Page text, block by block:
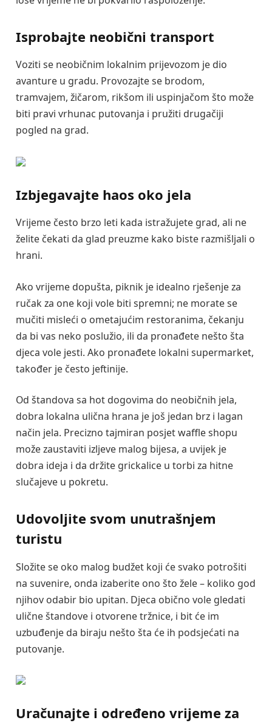
Isprobajte neobični transport
Voziti se neobičnim lokalnim prijevozom je dio
avanture u gradu. Provozajte se brodom,
tramvajem, žičarom, rikšom ili uspinjačom što može
biti pravi vrhunac putovanja i pružiti drugačiji
pogled na grad.
Izbjegavajte haos oko jela
Vrijeme često brzo leti kada istražujete grad, ali ne
želite čekati da glad preuzme kako biste razmišljali o
hrani.
Ako vrijeme dopušta, piknik je idealno rješenje za
ručak za one koji vole biti spremni; ne morate se
mučiti misleći o ometajućim restoranima, čekanju
da bi vas neko poslužio, ili da pronađete nešto šta
djeca vole jesti. Ako pronađete lokalni supermarket,
također je često jeftinije.
Od štandova sa hot dogovima do neobičnih jela,
dobra lokalna ulična hrana je još jedan brz i lagan
način jela. Precizno tajmiran posjet waffle shopu
može zaustaviti izljeve malog bijesa, a uvijek je
dobra ideja i da držite grickalice u torbi za hitne
slučajeve u pokretu.
Udovoljite svom unutrašnjem
turistu
Složite se oko malog budžet koji će svako potrošiti
na suvenire, onda izaberite ono što žele – koliko god
njihov odabir bio upitan. Djeca obično vole gledati
ulične štandove i otvorene tržnice, i bit će im
uzbuđenje da biraju nešto šta će ih podsjećati na
putovanje.
Uračunajte i određeno vrijeme za